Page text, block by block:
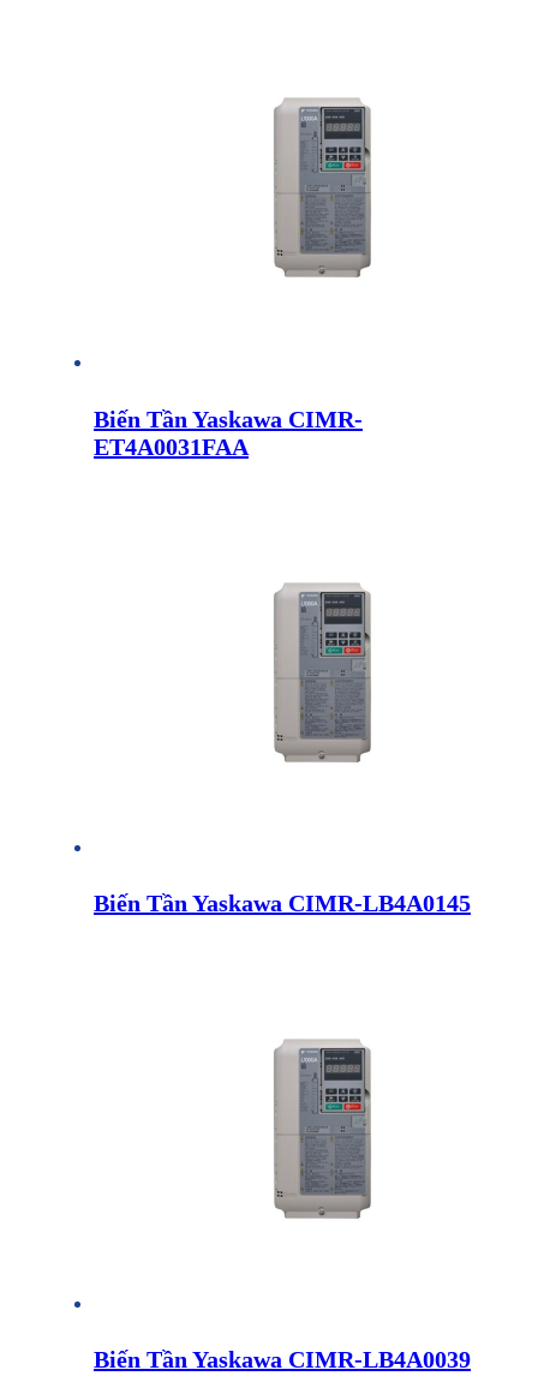
Biến Tần Yaskawa CIMR-
ET4A0031FAA
Biến Tần Yaskawa CIMR-LB4A0145
Biến Tần Yaskawa CIMR-LB4A0039